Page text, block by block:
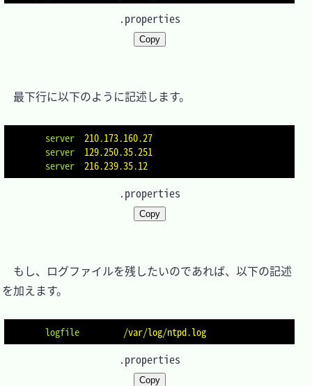
.properties
Copy
最下行に以下のように記述します。
server
210.173.160.27
server
129.250.35.251
server
216.239.35.12
.properties
Copy
もし、ログファイルを残したいのであれば、以下の記述
を加えます。
logfile
        /var/log/ntpd.log
.properties
Copy